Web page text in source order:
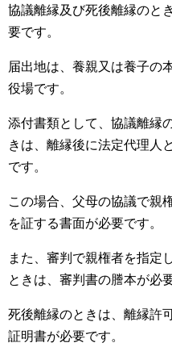
協議離縁及び死後離縁のと
要です。
届出地は、養親又は養子の
役場です。
添付書類として、協議離縁
きは、離縁後に法定代理人
です。
この場合、父母の協議で親
を証する書面が必要です。
また、審判で親権者を指定
ときは、審判書の謄本が必
死後離縁のときは、離縁許
証明書が必要です。